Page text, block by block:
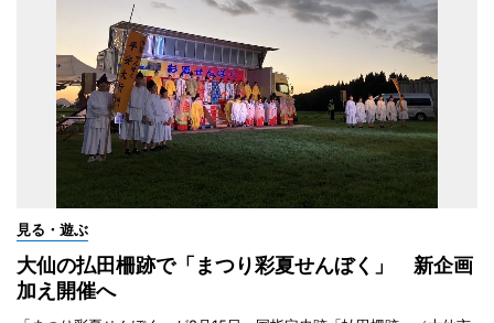
見る・遊ぶ
大仙の払田柵跡で「まつり彩夏せんぼく」 新企画
加え開催へ